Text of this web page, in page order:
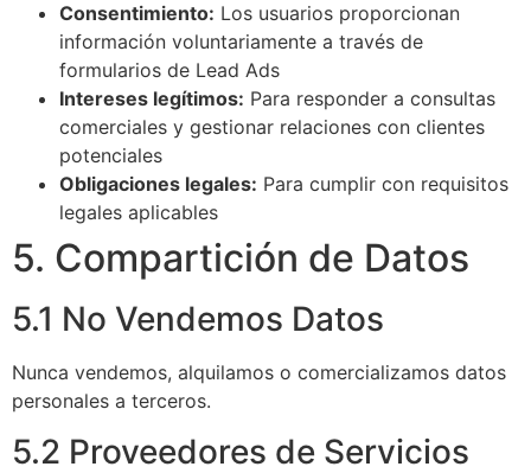
Consentimiento: Los usuarios proporcionan
información voluntariamente a través de
formularios de Lead Ads
Intereses legítimos: Para responder a consultas
comerciales y gestionar relaciones con clientes
potenciales
Obligaciones legales: Para cumplir con requisitos
legales aplicables
5. Compartición de Datos
5.1 No Vendemos Datos
Nunca vendemos, alquilamos o comercializamos datos
personales a terceros.
5.2 Proveedores de Servicios